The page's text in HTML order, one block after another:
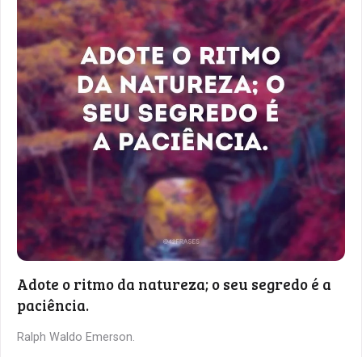
Adote o ritmo da natureza; o seu segredo é a
paciência.
Ralph Waldo Emerson.